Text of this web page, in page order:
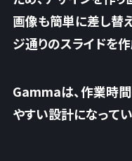
画像も簡単に差し替
ジ通りのスライドを作
Gammaは、作業時
やすい設計になってい